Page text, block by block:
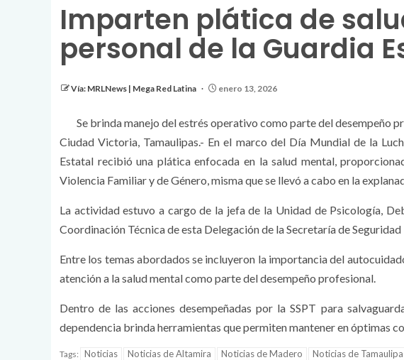
Imparten plática de
personal de la Guardia
Vía: MRLNews | Mega Red Latina enero 13, 2026
Se brinda manejo del estrés operativo como parte del desempeño
Ciudad Victoria, Tamaulipas.- En el marco del Día Mundial de la
Estatal recibió una plática enfocada en la salud mental,
Violencia Familiar y de Género, misma que se llevó a cabo en la
La actividad estuvo a cargo de la jefa de la Unidad de Psicología,
Coordinación Técnica de esta Delegación de la Secretaría de
Entre los temas abordados se incluyeron la importancia del
atención a la salud mental como parte del desempeño profesional.
Dentro de las acciones desempeñadas por la SSPT para
dependencia brinda herramientas que permiten mantener en óptimas
Tags: Noticias Noticias de Altamira Noticias de Madero Noticias de